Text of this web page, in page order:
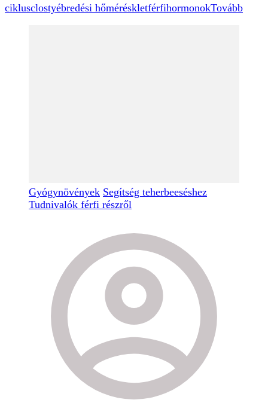
ciklusclostyébredési hőméréskletférfihormonokTovább
Gyógynövények Segítség teherbeeséshez
Tudnivalók férfi részről